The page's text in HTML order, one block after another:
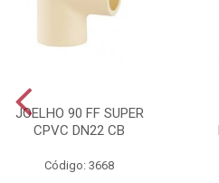
JOELHO 90 FF SUPER
CPVC DN22 CB
Código: 3668